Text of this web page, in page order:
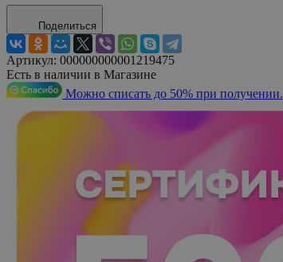
Поделиться
Артикул: 000000000001219475
Есть в наличии в Магазине
Можно списать до 50% при получении.